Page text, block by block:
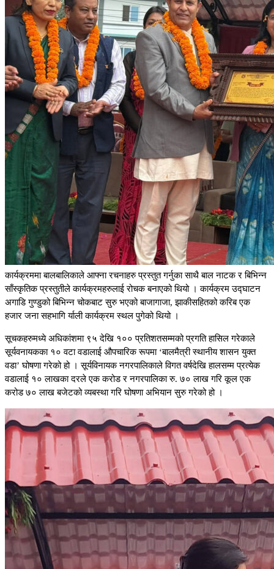
कार्यक्रममा बालबालिकाले आफ्ना रचनाहरु प्रस्तुत गर्नुका साथै बाल नाटक र बिभिन्न
साँस्कृतिक प्रस्तुतीले कार्यक्रमहरुलाई रोचक बनाएको थियो । कार्यक्रम उद्घाटन
अगाडि गुण्डुको बिभिन्न चोकबाट सुरु भएको बाजागाजा, झाकीसहितको करिब एक
हजार जना सहभागि र्याली कार्यक्रम स्थल पुगेको थियो ।
सूचकहरुमध्ये अधिकांशमा ९५ देखि १०० प्रतिशतसम्मको प्रगति हासिल गरेकाले
सूर्यवनायकका १० वटा वडालाई औपचारिक रूपमा ‘बालमैत्री स्थानीय शासन युक्त
वडा’ घोषणा गरेको हो । सूर्यविनायक नगरपालिकाले विगत वर्षदेखि हालसम्म प्रत्येक
वडालाई १० लाखका दरले एक करोड र नगरपालिका रु. ७० लाख गरि कूल एक
करोड ७० लाख बजेटको व्यबस्था गरि घोषणा अभियान सुरु गरेको हो ।